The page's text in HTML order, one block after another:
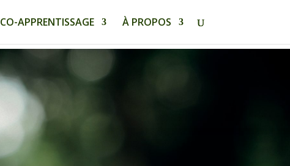
CO-APPRENTISSAGE À PROPOS